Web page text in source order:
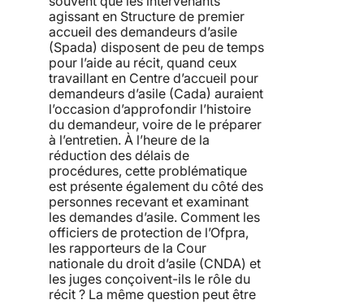
agissant en Structure de premier
accueil des demandeurs d’asile
(Spada) disposent de peu de temps
pour l’aide au récit, quand ceux
travaillant en Centre d’accueil pour
demandeurs d’asile (Cada) auraient
l’occasion d’approfondir l’histoire
du demandeur, voire de le préparer
à l’entretien. À l’heure de la
réduction des délais de
procédures, cette problématique
est présente également du côté des
personnes recevant et examinant
les demandes d’asile. Comment les
officiers de protection de l’Ofpra,
les rapporteurs de la Cour
nationale du droit d’asile (CNDA) et
les juges conçoivent-ils le rôle du
récit ? La même question peut être